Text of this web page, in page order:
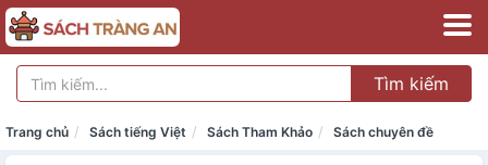
Tìm kiếm
Trang chủ Sách tiếng Việt Sách Tham Khảo Sách chuyên đề